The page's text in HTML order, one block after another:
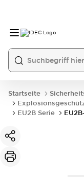
Startseite
EU2B Serie